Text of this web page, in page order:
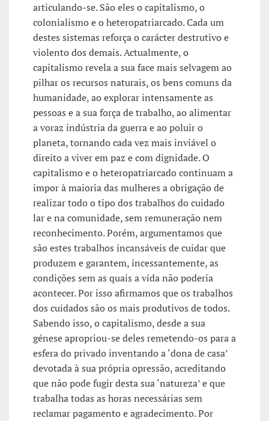
articulando-se. São eles o capitalismo, o
colonialismo e o heteropatriarcado. Cada um
destes sistemas reforça o carácter destrutivo e
violento dos demais. Actualmente, o
capitalismo revela a sua face mais selvagem ao
pilhar os recursos naturais, os bens comuns da
humanidade, ao explorar intensamente as
pessoas e a sua força de trabalho, ao alimentar
a voraz indústria da guerra e ao poluir o
planeta, tornando cada vez mais inviável o
direito a viver em paz e com dignidade. O
capitalismo e o heteropatriarcado continuam a
impor à maioria das mulheres a obrigação de
realizar todo o tipo dos trabalhos do cuidado
lar e na comunidade, sem remuneração nem
reconhecimento. Porém, argumentamos que
são estes trabalhos incansáveis de cuidar que
produzem e garantem, incessantemente, as
condições sem as quais a vida não poderia
acontecer. Por isso afirmamos que os trabalhos
dos cuidados são os mais produtivos de todos.
Sabendo isso, o capitalismo, desde a sua
génese apropriou-se deles remetendo-os para a
esfera do privado inventando a ‘dona de casa’
devotada à sua própria opressão, acreditando
que não pode fugir desta sua ‘natureza’ e que
trabalha todas as horas necessárias sem
reclamar pagamento e agradecimento. Por